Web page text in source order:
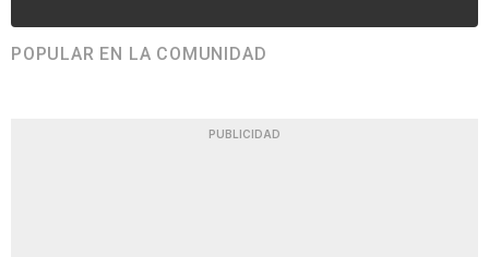
POPULAR EN LA COMUNIDAD
PUBLICIDAD